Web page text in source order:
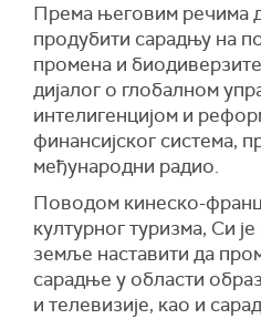
Према његовим речима
продубити сарадњу на
промена и
дијалог о глобалном
интелигенцијом и
финансијског система,
међународни радио.
Поводом кинеско-
културног туризма, Си
земље наставити да
сарадње у области
и телевизије, као и